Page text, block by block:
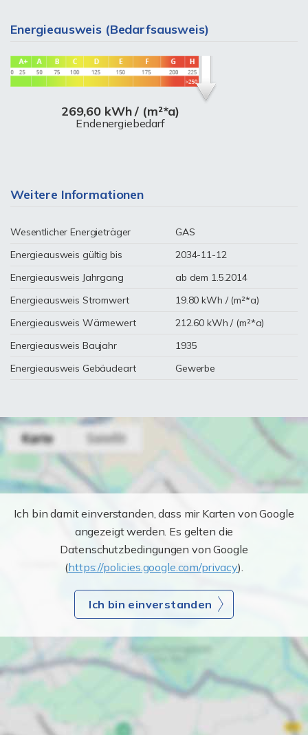
Energieausweis (Bedarfsausweis)
269,60 kWh / (m²*a)
Endenergiebedarf
Weitere Informationen
Wesentlicher Energieträger
GAS
Energieausweis gültig bis
2034-11-12
Energieausweis Jahrgang
ab dem 1.5.2014
Energieausweis Stromwert
19.80 kWh / (m²*a)
Energieausweis Wärmewert
212.60 kWh / (m²*a)
Energieausweis Baujahr
1935
Energieausweis Gebäudeart
Gewerbe
Ich bin damit einverstanden, dass mir Karten von Google
angezeigt werden. Es gelten die
Datenschutzbedingungen von Google
(https://policies.google.com/privacy).
Ich bin einverstanden